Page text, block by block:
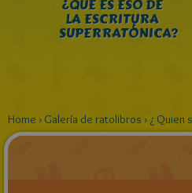
¿QUÉ ES ESO DE
LA ESCRITURA
SUPERRATÓNICA?
Home › Galería de ratolibros › ¿ Quien